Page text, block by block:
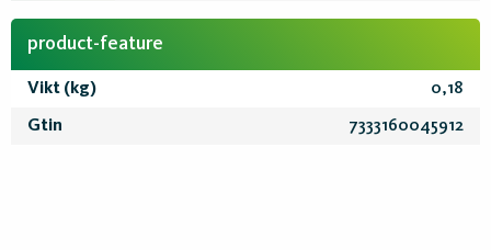
product-feature
Vikt (kg) 0,18
Gtin 7333160045912